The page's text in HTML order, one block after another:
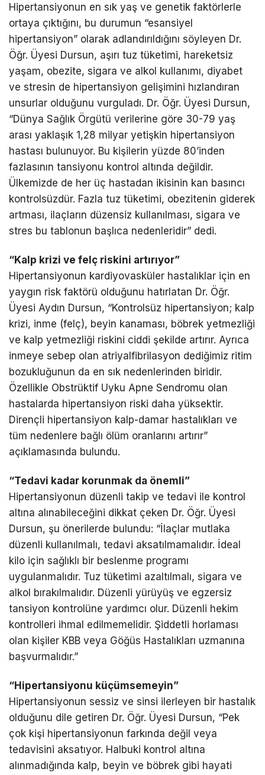
Hipertansiyonun en sık yaş ve genetik faktörlerle
ortaya çıktığını, bu durumun “esansiyel
hipertansiyon” olarak adlandırıldığını söyleyen Dr.
Öğr. Üyesi Dursun, aşırı tuz tüketimi, hareketsiz
yaşam, obezite, sigara ve alkol kullanımı, diyabet
ve stresin de hipertansiyon gelişimini hızlandıran
unsurlar olduğunu vurguladı. Dr. Öğr. Üyesi Dursun,
“Dünya Sağlık Örgütü verilerine göre 30-79 yaş
arası yaklaşık 1,28 milyar yetişkin hipertansiyon
hastası bulunuyor. Bu kişilerin yüzde 80’inden
fazlasının tansiyonu kontrol altında değildir.
Ülkemizde de her üç hastadan ikisinin kan basıncı
kontrolsüzdür. Fazla tuz tüketimi, obezitenin giderek
artması, ilaçların düzensiz kullanılması, sigara ve
stres bu tablonun başlıca nedenleridir” dedi.
“Kalp krizi ve felç riskini artırıyor”
Hipertansiyonun kardiyovasküler hastalıklar için en
yaygın risk faktörü olduğunu hatırlatan Dr. Öğr.
Üyesi Aydın Dursun, “Kontrolsüz hipertansiyon; kalp
krizi, inme (felç), beyin kanaması, böbrek yetmezliği
ve kalp yetmezliği riskini ciddi şekilde artırır. Ayrıca
inmeye sebep olan atriyalfibrilasyon dediğimiz ritim
bozukluğunun da en sık nedenlerinden biridir.
Özellikle Obstrüktif Uyku Apne Sendromu olan
hastalarda hipertansiyon riski daha yüksektir.
Dirençli hipertansiyon kalp-damar hastalıkları ve
tüm nedenlere bağlı ölüm oranlarını artırır”
açıklamasında bulundu.
“Tedavi kadar korunmak da önemli”
Hipertansiyonun düzenli takip ve tedavi ile kontrol
altına alınabileceğini dikkat çeken Dr. Öğr. Üyesi
Dursun, şu önerilerde bulundu: “İlaçlar mutlaka
düzenli kullanılmalı, tedavi aksatılmamalıdır. İdeal
kilo için sağlıklı bir beslenme programı
uygulanmalıdır. Tuz tüketimi azaltılmalı, sigara ve
alkol bırakılmalıdır. Düzenli yürüyüş ve egzersiz
tansiyon kontrolüne yardımcı olur. Düzenli hekim
kontrolleri ihmal edilmemelidir. Şiddetli horlaması
olan kişiler KBB veya Göğüs Hastalıkları uzmanına
başvurmalıdır.”
“Hipertansiyonu küçümsemeyin”
Hipertansiyonun sessiz ve sinsi ilerleyen bir hastalık
olduğunu dile getiren Dr. Öğr. Üyesi Dursun, “Pek
çok kişi hipertansiyonun farkında değil veya
tedavisini aksatıyor. Halbuki kontrol altına
alınmadığında kalp, beyin ve böbrek gibi hayati